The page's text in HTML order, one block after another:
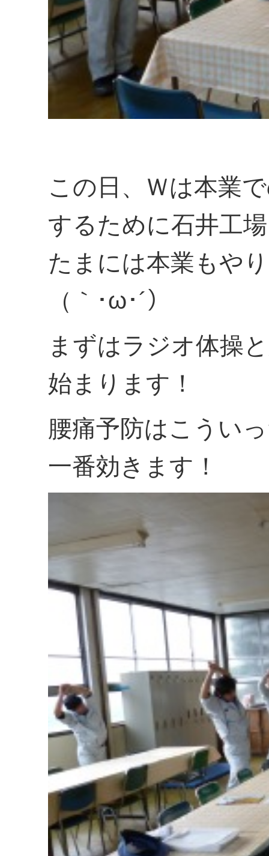
この日、Ｗは本業
するために石井工
たまには本業もや
（｀･ω･´）
まずはラジオ体操
始まります！
腰痛予防はこうい
一番効きます！